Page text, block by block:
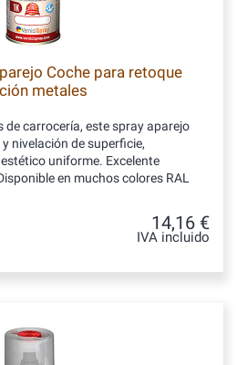
Coche para retoque
metales
carrocería, este spray aparejo
nivelación de superficie,
uniforme. Excelente
en muchos colores RAL
14,16 €
IVA incluido